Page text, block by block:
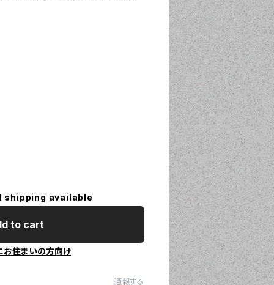
shipping available
to cart
お住まいの方向け
通報する